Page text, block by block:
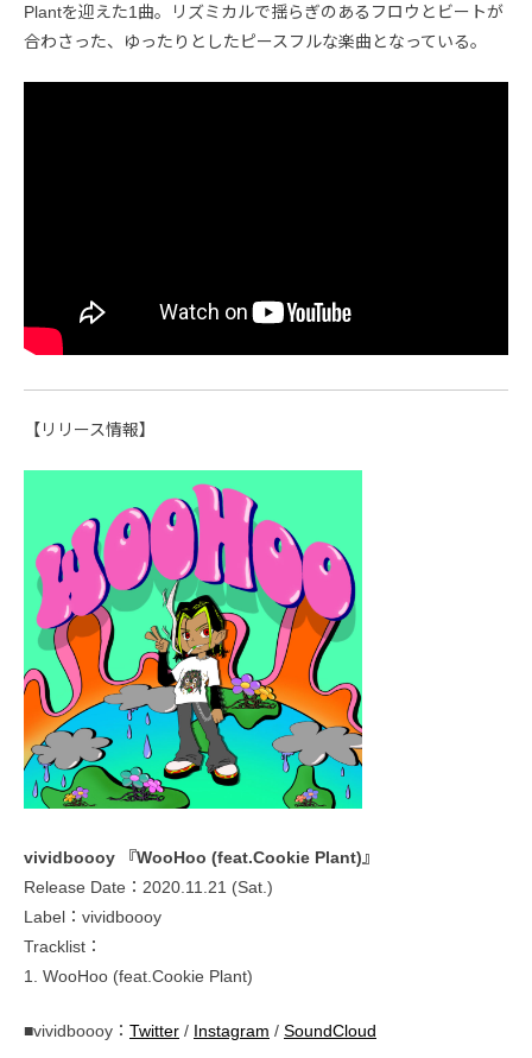
Plantを迎えた1曲。リズミカルで揺らぎのあるフロウとビートが
合わさった、ゆったりとしたピースフルな楽曲となっている。
【リリース情報】
vividboooy 『WooHoo (feat.Cookie Plant)』
Release Date：2020.11.21 (Sat.)
Label：vividboooy
Tracklist：
1. WooHoo (feat.Cookie Plant)
■vividboooy： Twitter / Instagram / SoundCloud